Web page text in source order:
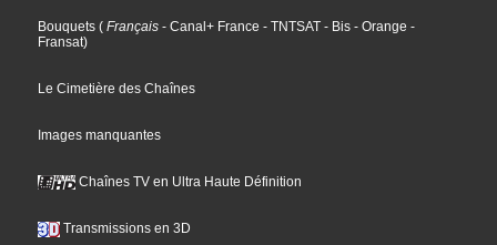
Bouquets ( Français - Canal+ France - TNTSAT - Bis - Orange -
Fransat)
Le Cimetière des Chaînes
Images manquantes
Chaînes TV en Ultra Haute Définition
Transmissions en 3D